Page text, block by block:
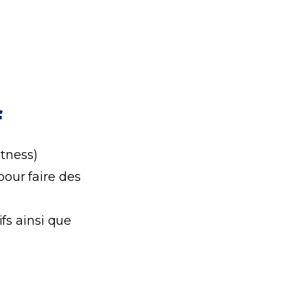
faire des
ainsi que